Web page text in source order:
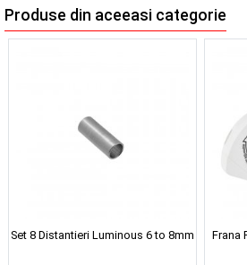
Produse din aceeasi categorie
Set 8 Distantieri Luminous 6 to 8mm
Frana